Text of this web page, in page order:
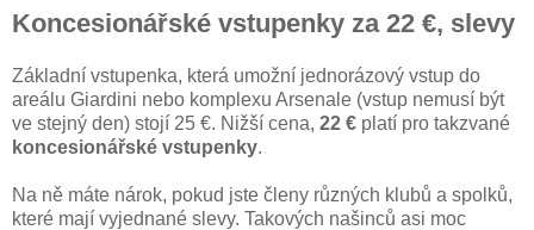
Koncesionářské vstupenky za 22 €, slevy
Základní vstupenka, která umožní jednorázový vstup do
areálu Giardini nebo komplexu Arsenale (vstup nemusí být
ve stejný den) stojí 25 €. Nižší cena, 22 € platí pro takzvané
koncesionářské vstupenky.
Na ně máte nárok, pokud jste členy různých klubů a spolků,
které mají vyjednané slevy. Takových našinců asi moc